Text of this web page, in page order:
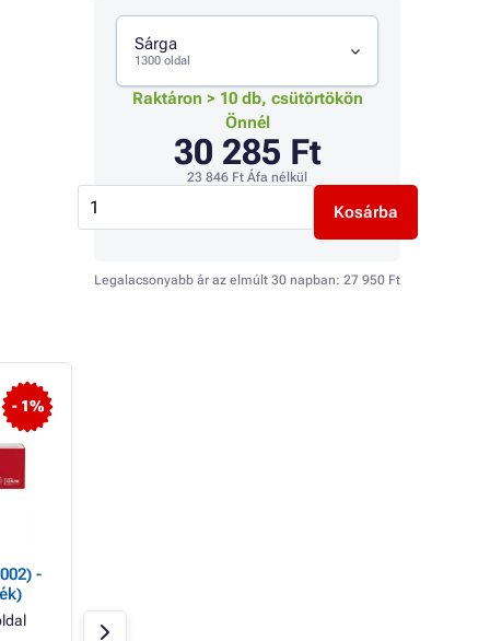
Sárga
1300 oldal
Raktáron > 10 db, csütörtökön
Önnél
30 285 Ft
23 846 Ft Áfa nélkül
Kosárba
Legalacsonyabb ár az elmúlt 30 napban: 27 950 Ft
- 1%
-